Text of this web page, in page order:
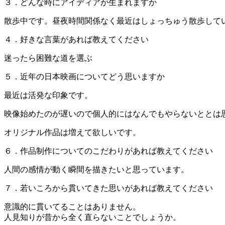
３．どんな時にアイディアが生まれますか
散歩中です。昼夜時間関係なく最近はしょっちゅう散歩して
４．好きな言葉があれば教えてください
迷ったら困難な道を選ぶ
５．近年の日本映画についてどう思いますか
最近は活発な印象です。
映像始めたのが遅いので個人的にはなんでもやらないととは
オリジナル作品は増えて欲しいです。
６．作品制作についてのこだわりがあれば教えてください
人間の感情が動く瞬間を描きたいと思っています。
７．若いころから貫いてきた思いがあれば教えてください
意識的に貫いてることはありません。
人見知りが昔から全く直らないことでしょうか。